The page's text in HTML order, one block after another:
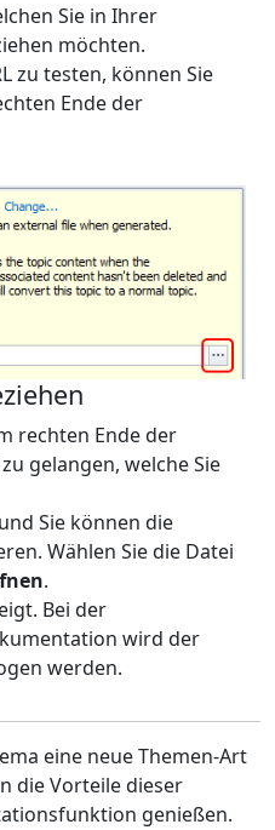
Sie in Ihrer
möchten.
zu testen, können Sie
Ende der
rechten Ende der
gelangen, welche Sie
Sie können die
Wählen Sie die Datei
.
Bei der
wird der
werden.
eine neue Themen-Art
die Vorteile dieser
genießen.